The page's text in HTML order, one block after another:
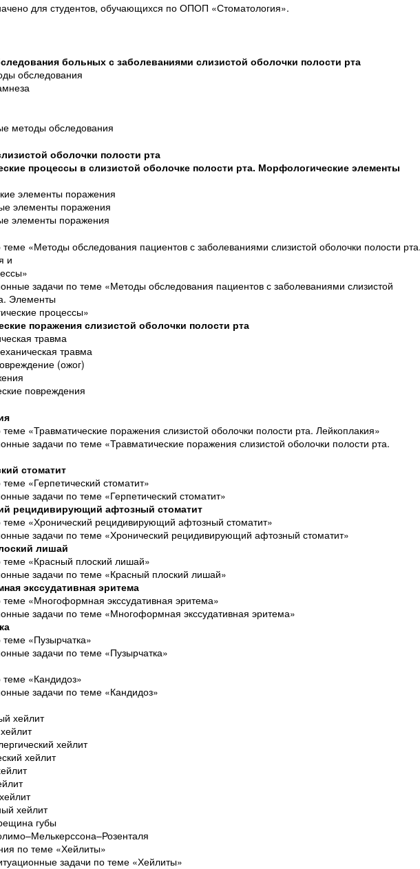
для студентов, обучающихся по ОПОП «Стоматология».
больных с заболеваниями слизистой оболочки полости рта
обследования
методы обследования
оболочки полости рта
процессы в слизистой оболочке полости рта. Морфологические элементы
элементы поражения
элементы поражения
элементы поражения
«Методы обследования пациентов с заболеваниями слизистой оболочки полости
и
задачи по теме «Методы обследования пациентов с заболеваниями слизистой
Элементы
процессы»
поражения слизистой оболочки полости рта
травма
травма
(ожог)
повреждения
«Травматические поражения слизистой оболочки полости рта. Лейкоплакия»
задачи по теме «Травматические поражения слизистой оболочки полости рта.
стоматит
«Герпетический стоматит»
задачи по теме «Герпетический стоматит»
рецидивирующий афтозный стоматит
теме «Хронический рецидивирующий афтозный стоматит»
задачи по теме «Хронический рецидивирующий афтозный стоматит»
лишай
теме «Красный плоский лишай»
задачи по теме «Красный плоский лишай»
экссудативная эритема
«Многоформная экссудативная эритема»
задачи по теме «Многоформная экссудативная эритема»
«Пузырчатка»
задачи по теме «Пузырчатка»
«Кандидоз»
задачи по теме «Кандидоз»
хейлит
хейлит
хейлит
хейлит
губы
по теме «Хейлиты»
задачи по теме «Хейлиты»